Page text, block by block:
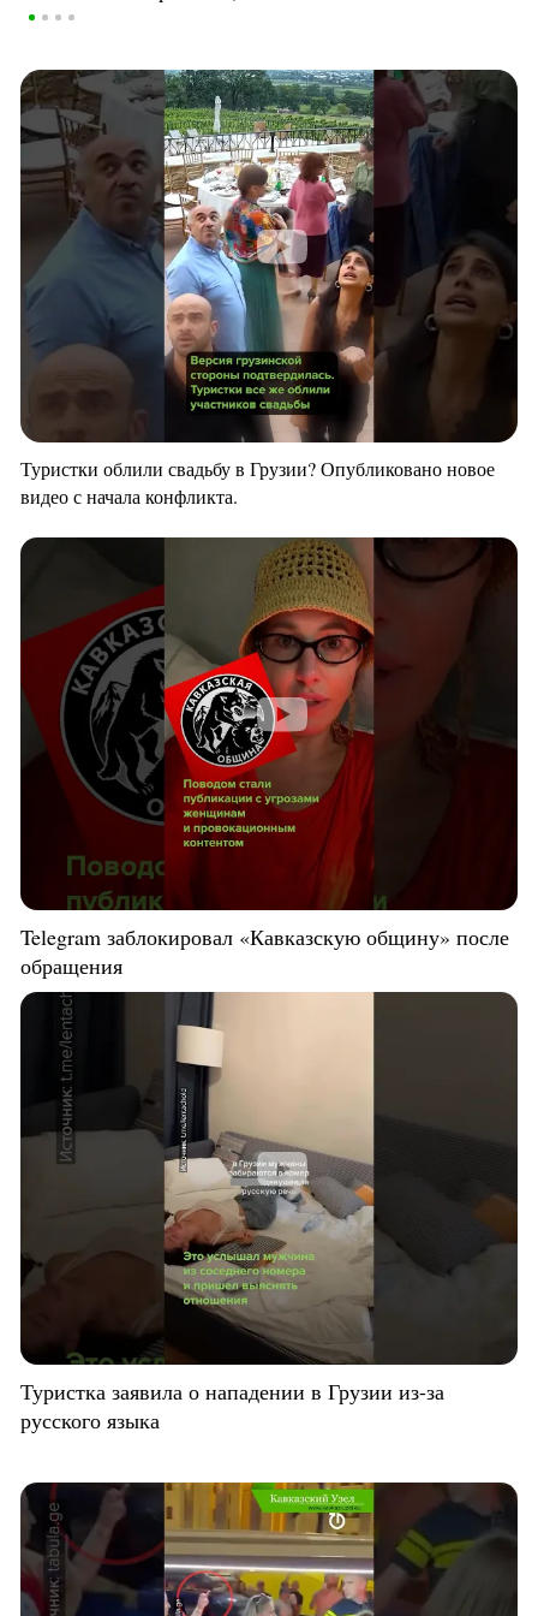
Туристки облили свадьбу в Грузии? Опубликовано новое
видео с начала конфликта.
Telegram заблокировал «Кавказскую общину» после
обращения
Туристка заявила о нападении в Грузии из-за
русского языка